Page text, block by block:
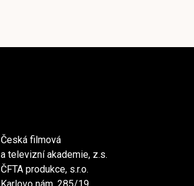
Česká filmová
a televizní akademie, z.s.
ČFTA produkce, s.r.o.